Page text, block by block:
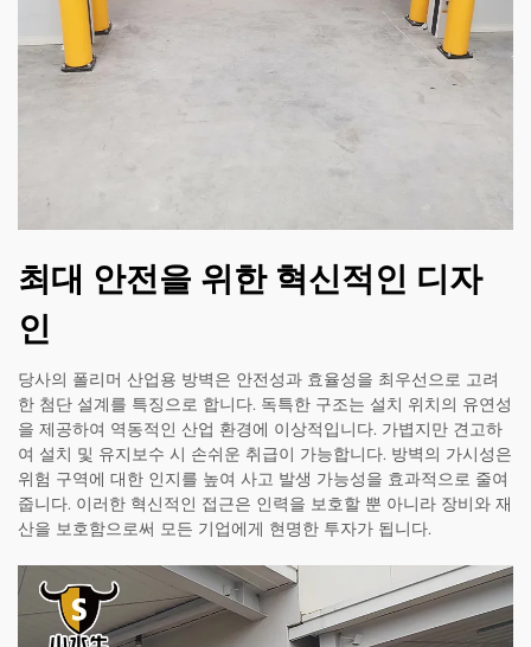
최대 안전을 위한 혁신적인 디자
인
당사의 폴리머 산업용 방벽은 안전성과 효율성을 최우선으로 고려
한 첨단 설계를 특징으로 합니다. 독특한 구조는 설치 위치의 유연성
을 제공하여 역동적인 산업 환경에 이상적입니다. 가볍지만 견고하
여 설치 및 유지보수 시 손쉬운 취급이 가능합니다. 방벽의 가시성은
위험 구역에 대한 인지를 높여 사고 발생 가능성을 효과적으로 줄여
줍니다. 이러한 혁신적인 접근은 인력을 보호할 뿐 아니라 장비와 재
산을 보호함으로써 모든 기업에게 현명한 투자가 됩니다.